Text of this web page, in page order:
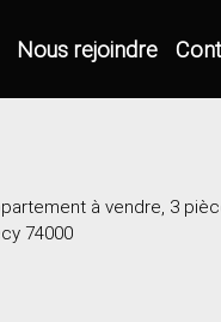
Nous rejoindre